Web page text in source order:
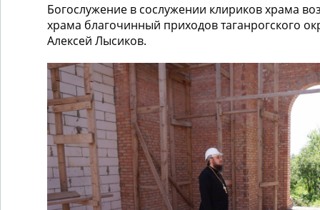
Богослужение в сослужении клириков храма
храма благочинный приходов таганрогского
Алексей Лысиков.